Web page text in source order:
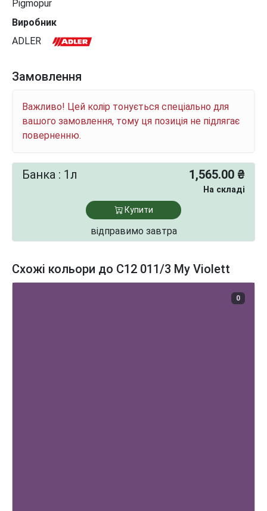
Pigmopur
Виробник
ADLER
Замовлення
Важливо! Цей колір тонується спеціально для
вашого замовлення, тому ця позиція не підлягає
поверненню.
Банка : 1л 1,565.00 ₴
На складі
Купити
відправимо завтра
Схожі кольори до C12 011/3 My Violett
0